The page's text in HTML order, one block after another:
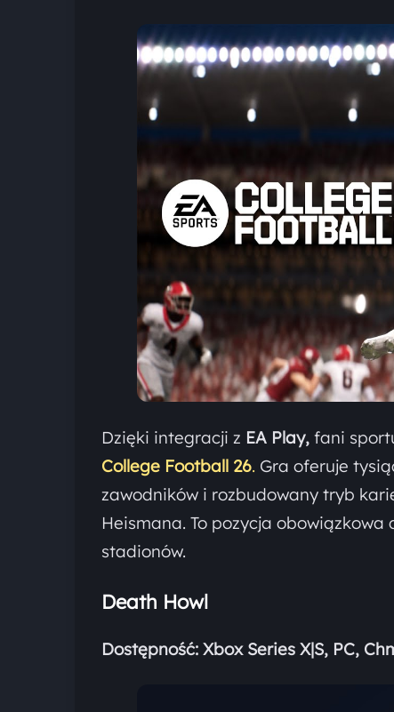
Dzięki integracji z EA Play, fani
College Football 26. Gra oferuje
zawodników i rozbudowany tryb
Heismana. To pozycja
stadionów.
Death Howl
Dostępność: Xbox Series X|S, PC,